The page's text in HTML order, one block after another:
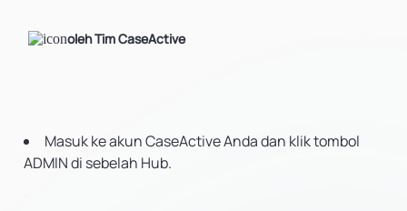
oleh Tim CaseActive
Masuk ke akun CaseActive Anda dan klik tombol
ADMIN di sebelah Hub.